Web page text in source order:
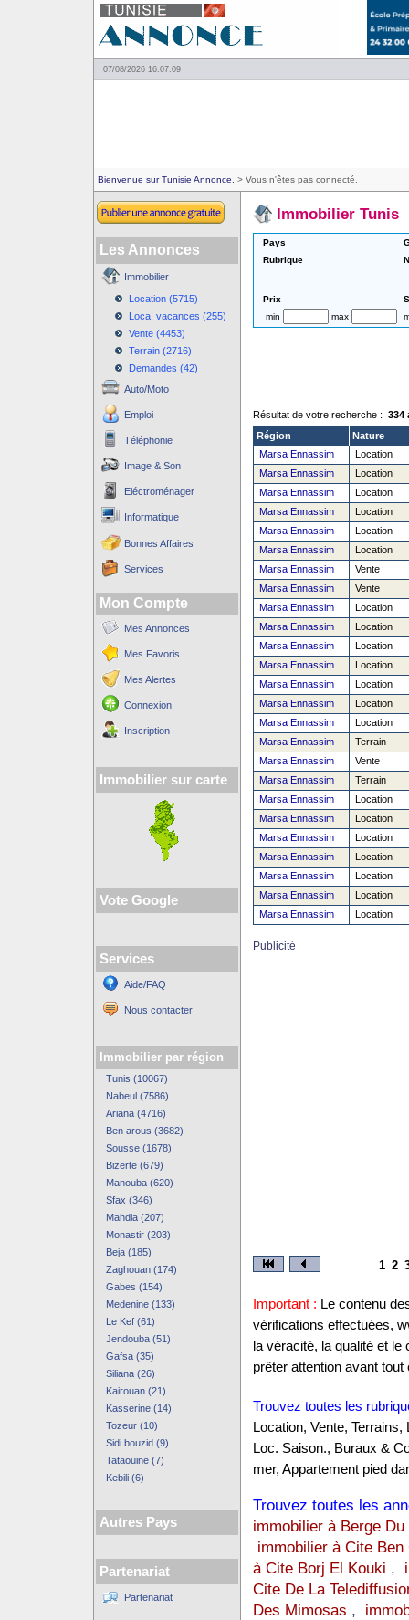
07/08/2026 16:07:09
Bienvenue sur Tunisie Annonce. > Vous n'êtes pas connecté.
Les Annonces
Immobilier
Location (5715)
Loca. vacances (255)
Vente (4453)
Terrain (2716)
Demandes (42)
Auto/Moto
Emploi
Téléphonie
Image & Son
Eléctroménager
Informatique
Bonnes Affaires
Services
Mon Compte
Mes Annonces
Mes Favoris
Mes Alertes
Connexion
Inscription
Immobilier sur carte
Vote Google
Services
Aide/FAQ
Nous contacter
Immobilier par région
Tunis (10067)
Nabeul (7586)
Ariana (4716)
Ben arous (3682)
Sousse (1678)
Bizerte (679)
Manouba (620)
Sfax (346)
Mahdia (207)
Monastir (203)
Beja (185)
Zaghouan (174)
Gabes (154)
Medenine (133)
Le Kef (61)
Jendouba (51)
Gafsa (35)
Siliana (26)
Kairouan (21)
Kasserine (14)
Tozeur (10)
Sidi bouzid (9)
Tataouine (7)
Kebili (6)
Autres Pays
Partenariat
Partenariat
Immobilier Tunis
Pays
Rubrique
Prix
min
max
Résultat de votre recherche : 334
Région
Nature
Marsa Ennassim
Location
Marsa Ennassim
Location
Marsa Ennassim
Location
Marsa Ennassim
Location
Marsa Ennassim
Location
Marsa Ennassim
Location
Marsa Ennassim
Vente
Marsa Ennassim
Vente
Marsa Ennassim
Location
Marsa Ennassim
Location
Marsa Ennassim
Location
Marsa Ennassim
Location
Marsa Ennassim
Location
Marsa Ennassim
Location
Marsa Ennassim
Location
Marsa Ennassim
Terrain
Marsa Ennassim
Vente
Marsa Ennassim
Terrain
Marsa Ennassim
Location
Marsa Ennassim
Location
Marsa Ennassim
Location
Marsa Ennassim
Location
Marsa Ennassim
Location
Marsa Ennassim
Location
Marsa Ennassim
Location
Publicité
1 2
Important : Le contenu
vérifications effectuées,
la véracité, la qualité et
prêter attention avant tout
Trouvez toutes les
Location, Vente,
Loc. Saison., Buraux &
mer, Appartement pied
Trouvez toutes les
immobilier à Berge Du
immobilier à Cite Ben
à Cite Borj El Kouki ,
Cite De La
Des Mimosas ,